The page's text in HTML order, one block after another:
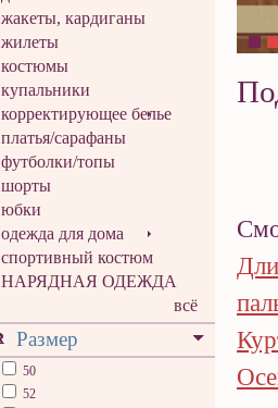
жакеты, кардиганы
жилеты
костюмы
купальники
корректирующее белье
платья/сарафаны
футболки/топы
шорты
юбки
одежда для дома
спортивный костюм
НАРЯДНАЯ ОДЕЖДА
всё
Размер
50
52